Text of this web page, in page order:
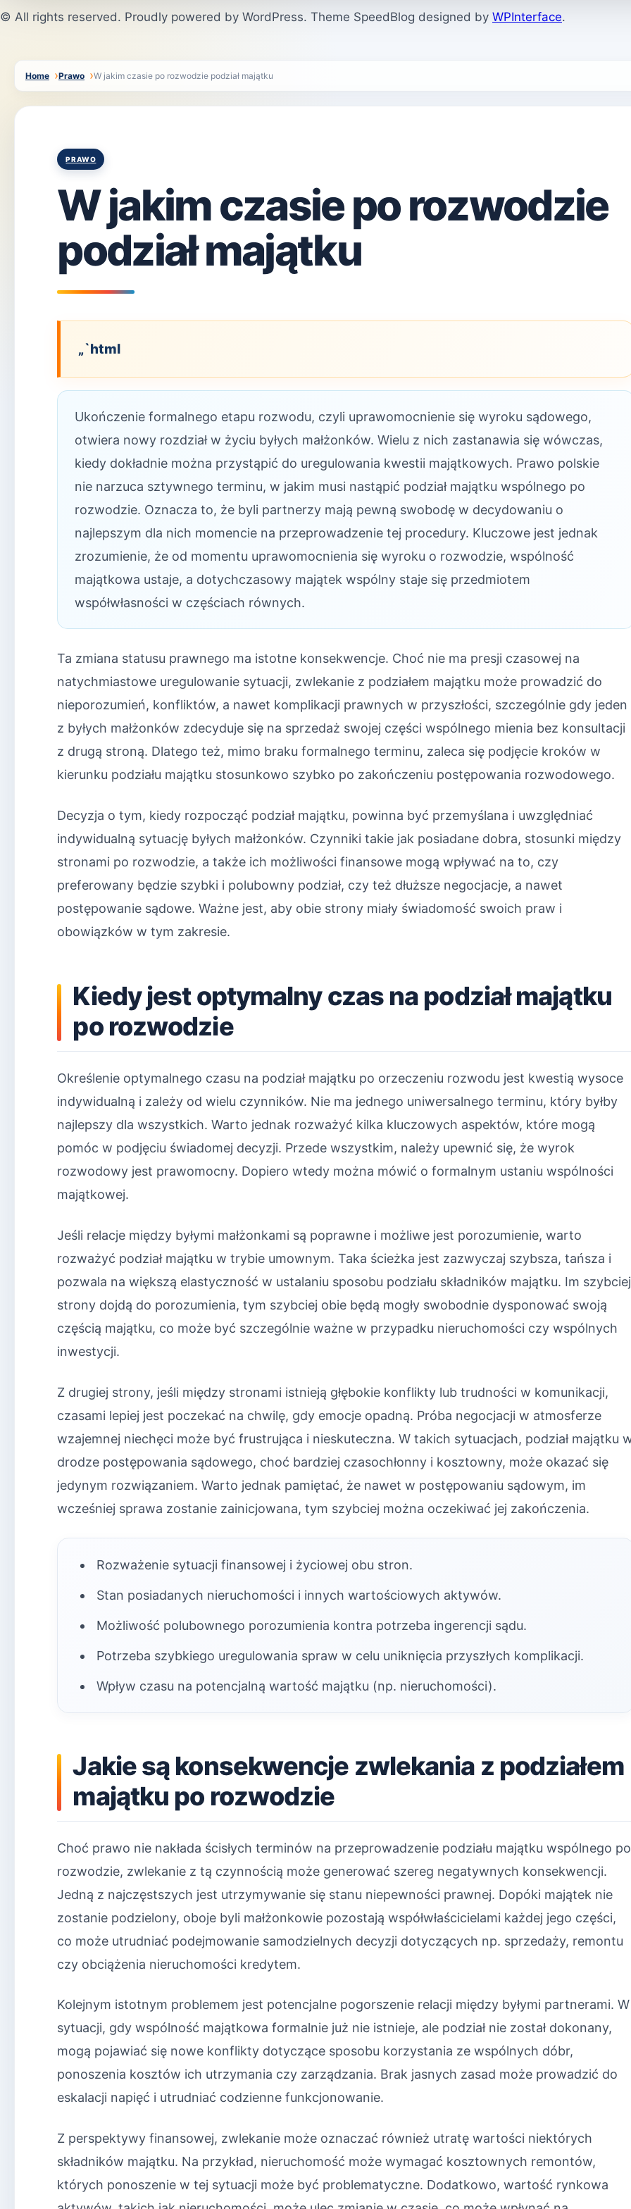
© All rights reserved. Proudly powered by WordPress. Theme SpeedBlog designed by WPInterface.
Home Prawo W jakim czasie po rozwodzie podział majątku
Posted
PRAWO
W jakim czasie po rozwodzie
podział majątku
„`html
Ukończenie formalnego etapu rozwodu, czyli uprawomocnienie się wyroku sądowego,
otwiera nowy rozdział w życiu byłych małżonków. Wielu z nich zastanawia się wówczas,
kiedy dokładnie można przystąpić do uregulowania kwestii majątkowych. Prawo polskie
nie narzuca sztywnego terminu, w jakim musi nastąpić podział majątku wspólnego po
rozwodzie. Oznacza to, że byli partnerzy mają pewną swobodę w decydowaniu o
najlepszym dla nich momencie na przeprowadzenie tej procedury. Kluczowe jest jednak
zrozumienie, że od momentu uprawomocnienia się wyroku o rozwodzie, wspólność
majątkowa ustaje, a dotychczasowy majątek wspólny staje się przedmiotem
współwłasności w częściach równych.
Ta zmiana statusu prawnego ma istotne konsekwencje. Choć nie ma presji czasowej na
natychmiastowe uregulowanie sytuacji, zwlekanie z podziałem majątku może prowadzić do
nieporozumień, konfliktów, a nawet komplikacji prawnych w przyszłości, szczególnie gdy jeden
z byłych małżonków zdecyduje się na sprzedaż swojej części wspólnego mienia bez konsultacji
z drugą stroną. Dlatego też, mimo braku formalnego terminu, zaleca się podjęcie kroków w
kierunku podziału majątku stosunkowo szybko po zakończeniu postępowania rozwodowego.
Decyzja o tym, kiedy rozpocząć podział majątku, powinna być przemyślana i uwzględniać
indywidualną sytuację byłych małżonków. Czynniki takie jak posiadane dobra, stosunki między
stronami po rozwodzie, a także ich możliwości finansowe mogą wpływać na to, czy
preferowany będzie szybki i polubowny podział, czy też dłuższe negocjacje, a nawet
postępowanie sądowe. Ważne jest, aby obie strony miały świadomość swoich praw i
obowiązków w tym zakresie.
Kiedy jest optymalny czas na podział majątku
po rozwodzie
Określenie optymalnego czasu na podział majątku po orzeczeniu rozwodu jest kwestią wysoce
indywidualną i zależy od wielu czynników. Nie ma jednego uniwersalnego terminu, który byłby
najlepszy dla wszystkich. Warto jednak rozważyć kilka kluczowych aspektów, które mogą
pomóc w podjęciu świadomej decyzji. Przede wszystkim, należy upewnić się, że wyrok
rozwodowy jest prawomocny. Dopiero wtedy można mówić o formalnym ustaniu wspólności
majątkowej.
Jeśli relacje między byłymi małżonkami są poprawne i możliwe jest porozumienie, warto
rozważyć podział majątku w trybie umownym. Taka ścieżka jest zazwyczaj szybsza, tańsza i
pozwala na większą elastyczność w ustalaniu sposobu podziału składników majątku. Im szybciej
strony dojdą do porozumienia, tym szybciej obie będą mogły swobodnie dysponować swoją
częścią majątku, co może być szczególnie ważne w przypadku nieruchomości czy wspólnych
inwestycji.
Z drugiej strony, jeśli między stronami istnieją głębokie konflikty lub trudności w komunikacji,
czasami lepiej jest poczekać na chwilę, gdy emocje opadną. Próba negocjacji w atmosferze
wzajemnej niechęci może być frustrująca i nieskuteczna. W takich sytuacjach, podział majątku
drodze postępowania sądowego, choć bardziej czasochłonny i kosztowny, może okazać się
jedynym rozwiązaniem. Warto jednak pamiętać, że nawet w postępowaniu sądowym, im
wcześniej sprawa zostanie zainicjowana, tym szybciej można oczekiwać jej zakończenia.
Rozważenie sytuacji finansowej i życiowej obu stron.
Stan posiadanych nieruchomości i innych wartościowych aktywów.
Możliwość polubownego porozumienia kontra potrzeba ingerencji sądu.
Potrzeba szybkiego uregulowania spraw w celu uniknięcia przyszłych komplikacji.
Wpływ czasu na potencjalną wartość majątku (np. nieruchomości).
Jakie są konsekwencje zwlekania z podziałem
majątku po rozwodzie
Choć prawo nie nakłada ścisłych terminów na przeprowadzenie podziału majątku wspólnego po
rozwodzie, zwlekanie z tą czynnością może generować szereg negatywnych konsekwencji.
Jedną z najczęstszych jest utrzymywanie się stanu niepewności prawnej. Dopóki majątek nie
zostanie podzielony, oboje byli małżonkowie pozostają współwłaścicielami każdej jego części,
co może utrudniać podejmowanie samodzielnych decyzji dotyczących np. sprzedaży, remontu
czy obciążenia nieruchomości kredytem.
Kolejnym istotnym problemem jest potencjalne pogorszenie relacji między byłymi partnerami. W
sytuacji, gdy wspólność majątkowa formalnie już nie istnieje, ale podział nie został dokonany,
mogą pojawiać się nowe konflikty dotyczące sposobu korzystania ze wspólnych dóbr,
ponoszenia kosztów ich utrzymania czy zarządzania. Brak jasnych zasad może prowadzić do
eskalacji napięć i utrudniać codzienne funkcjonowanie.
Z perspektywy finansowej, zwlekanie może oznaczać również utratę wartości niektórych
składników majątku. Na przykład, nieruchomość może wymagać kosztownych remontów,
których ponoszenie w tej sytuacji może być problematyczne. Dodatkowo, wartość rynkowa